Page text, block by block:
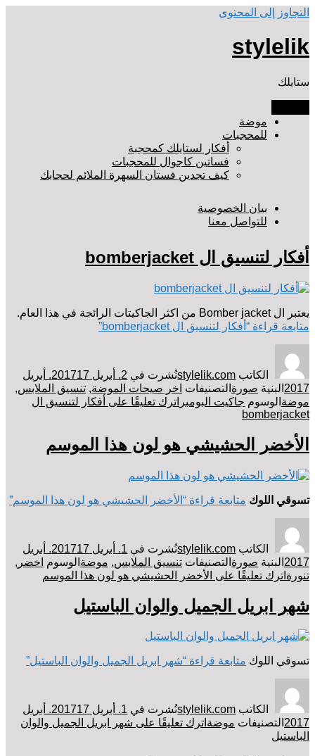
التجاوز إلى المحتوى
stylelik
ستايلك
موضة
للمحجبات
أفكار لستايلك كمحجبة
فساتين كاجوال للمحجبات
كيف تجدين فستان السهرة الملائم لحجابك
بيان الخصوصية
للتواصل معنا
أفكار لتنسيق ال bomberjacket
يعتبر ال Bomber jacket من اكثر الجاكيتات الرائجة في هذا العام.
متابعة قراءة “أفكار لتنسيق ال bomberjacket”
الكاتب stylelik.comنُشرت في 2. أبريل 2017
17. أبريل
2017 البنية صورة التصنيفات اخر صيحات الموضة, تنسيق الملابس,
موضة الوسوم جاكيت البومبر اترك تعليقًا على أفكار لتنسيق ال
bomberjacket
الأخضر الحشيشي هو لون هذا الموسم
تسوقي اللوك متابعة قراءة “الأخضر الحشيشي هو لون هذا الموسم”
الكاتب stylelik.comنُشرت في 1. أبريل 2017
17. أبريل
2017 البنية صورة التصنيفات تنسيق الملابس, موضة الوسوم اخضر ,
تنورة اترك تعليقًا على الأخضر الحشيشي هو لون هذا الموسم
شهر ابريل الجميل والوان الباستيل
تسوقي اللوك متابعة قراءة “شهر ابريل الجميل والوان الباستيل”
الكاتب stylelik.comنُشرت في 1. أبريل 2017
17. أبريل
2017 التصنيفات موضة اترك تعليقًا على شهر ابريل الجميل والوان
الباستيل